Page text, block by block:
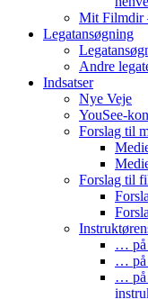
Mit Filmdir
Legatansøgning
Andre
Indsatser
Nye Veje
YouSee-
Forslag til
Forslag til
… på
… på
… på